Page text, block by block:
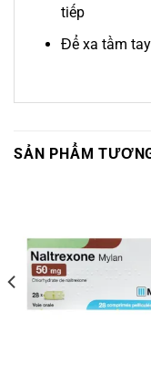
tiếp
Để xa tầm
SẢN PHẨM